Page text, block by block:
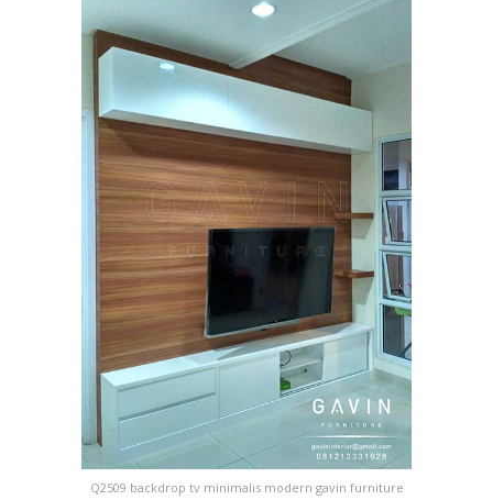
Q2509 backdrop tv minimalis modern gavin furniture